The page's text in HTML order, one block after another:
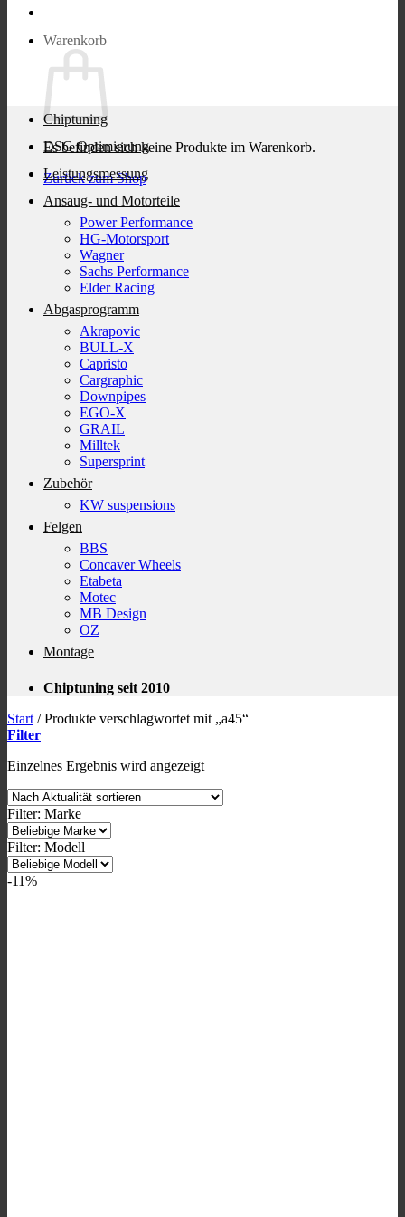
Warenkorb
Es befinden sich keine Produkte im Warenkorb.
Zurück zum Shop
Chiptuning
DSG Optimierung
Leistungsmessung
Ansaug- und Motorteile
Power Performance
HG-Motorsport
Wagner
Sachs Performance
Elder Racing
Abgasprogramm
Akrapovic
BULL-X
Capristo
Cargraphic
Downpipes
EGO-X
GRAIL
Milltek
Supersprint
Zubehör
KW suspensions
Felgen
BBS
Concaver Wheels
Etabeta
Motec
MB Design
OZ
Montage
Chiptuning seit 2010
Start /Produkte verschlagwortet mit „a45“
Filter
Einzelnes Ergebnis wird angezeigt
Filter: Marke
Filter: Modell
-11%